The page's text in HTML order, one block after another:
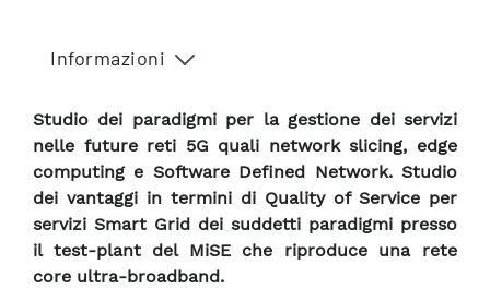
Informazioni
Studio dei paradigmi per la gestione dei servizi
nelle future reti 5G quali network slicing, edge
computing e Software Defined Network. Studio
dei vantaggi in termini di Quality of Service per
servizi Smart Grid dei suddetti paradigmi presso
il test-plant del MiSE che riproduce una rete
core ultra-broadband.